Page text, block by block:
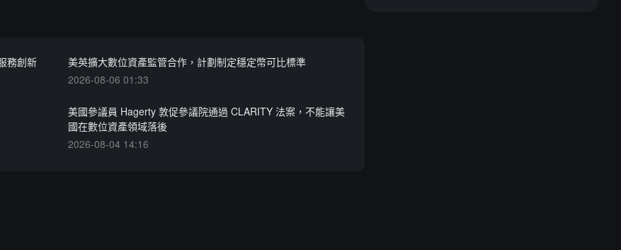
務創新
美英擴大數位資產監管合作，計劃制定穩定幣可比標準
2026-08-06 01:33
美國參議員 Hagerty 敦促參議院通過 CLARITY 法案，不能讓美
國在數位資產領域落後
2026-08-04 14:16